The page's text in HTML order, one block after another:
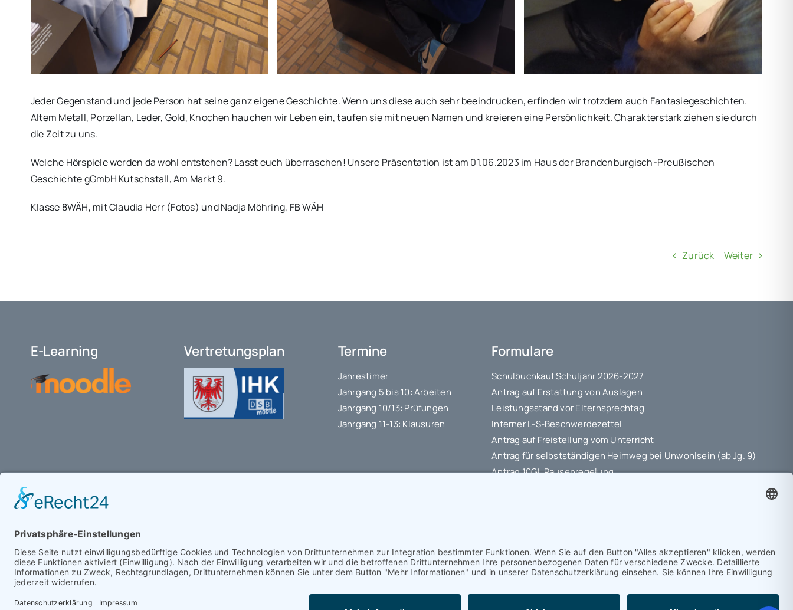
Jeder Gegenstand und jede Person hat seine ganz eigene Geschichte. Wenn uns diese auch sehr beeindrucken, erfinden wir trotzdem auch Fantasiegeschichten.
Altem Metall, Porzellan, Leder, Gold, Knochen hauchen wir Leben ein, taufen sie mit neuen Namen und kreieren eine Persönlichkeit. Charakterstark ziehen sie durch
die Zeit zu uns.
Welche Hörspiele werden da wohl entstehen? Lasst euch überraschen! Unsere Präsentation ist am 01.06.2023 im Haus der Brandenburgisch-Preußischen
Geschichte gGmbH Kutschstall, Am Markt 9.
Klasse 8WÄH, mit Claudia Herr (Fotos) und Nadja Möhring, FB WÄH
Zurück Weiter
E-Learning Vertretungsplan Termine
Jahrestimer
Jahrgang 5 bis 10: Arbeiten
Jahrgang 10/13: Prüfungen
Jahrgang 11-13: Klausuren
Formulare
Schulbuchkauf Schuljahr 2026-2027
Antrag auf Erstattung von Auslagen
Leistungsstand vor Elternsprechtag
Interner L-S-Beschwerdezettel
Antrag auf Freistellung vom Unterricht
Antrag für selbstständigen Heimweg bei Unwohlsein (ab Jg. 9)
Antrag 10GL Pausenregelung
KontaktIImpressumIDatenschutzerklärung